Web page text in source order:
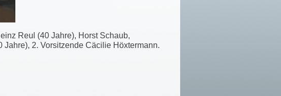
Reul (40 Jahre), Horst Schaub,
Jahre), 2. Vorsitzende Cäcilie Höxtermann.